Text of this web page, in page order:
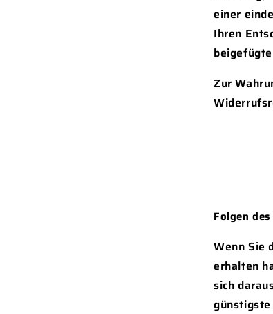
einer
Ihren
Zur
Folgen
Wenn Sie
erhalten
sich